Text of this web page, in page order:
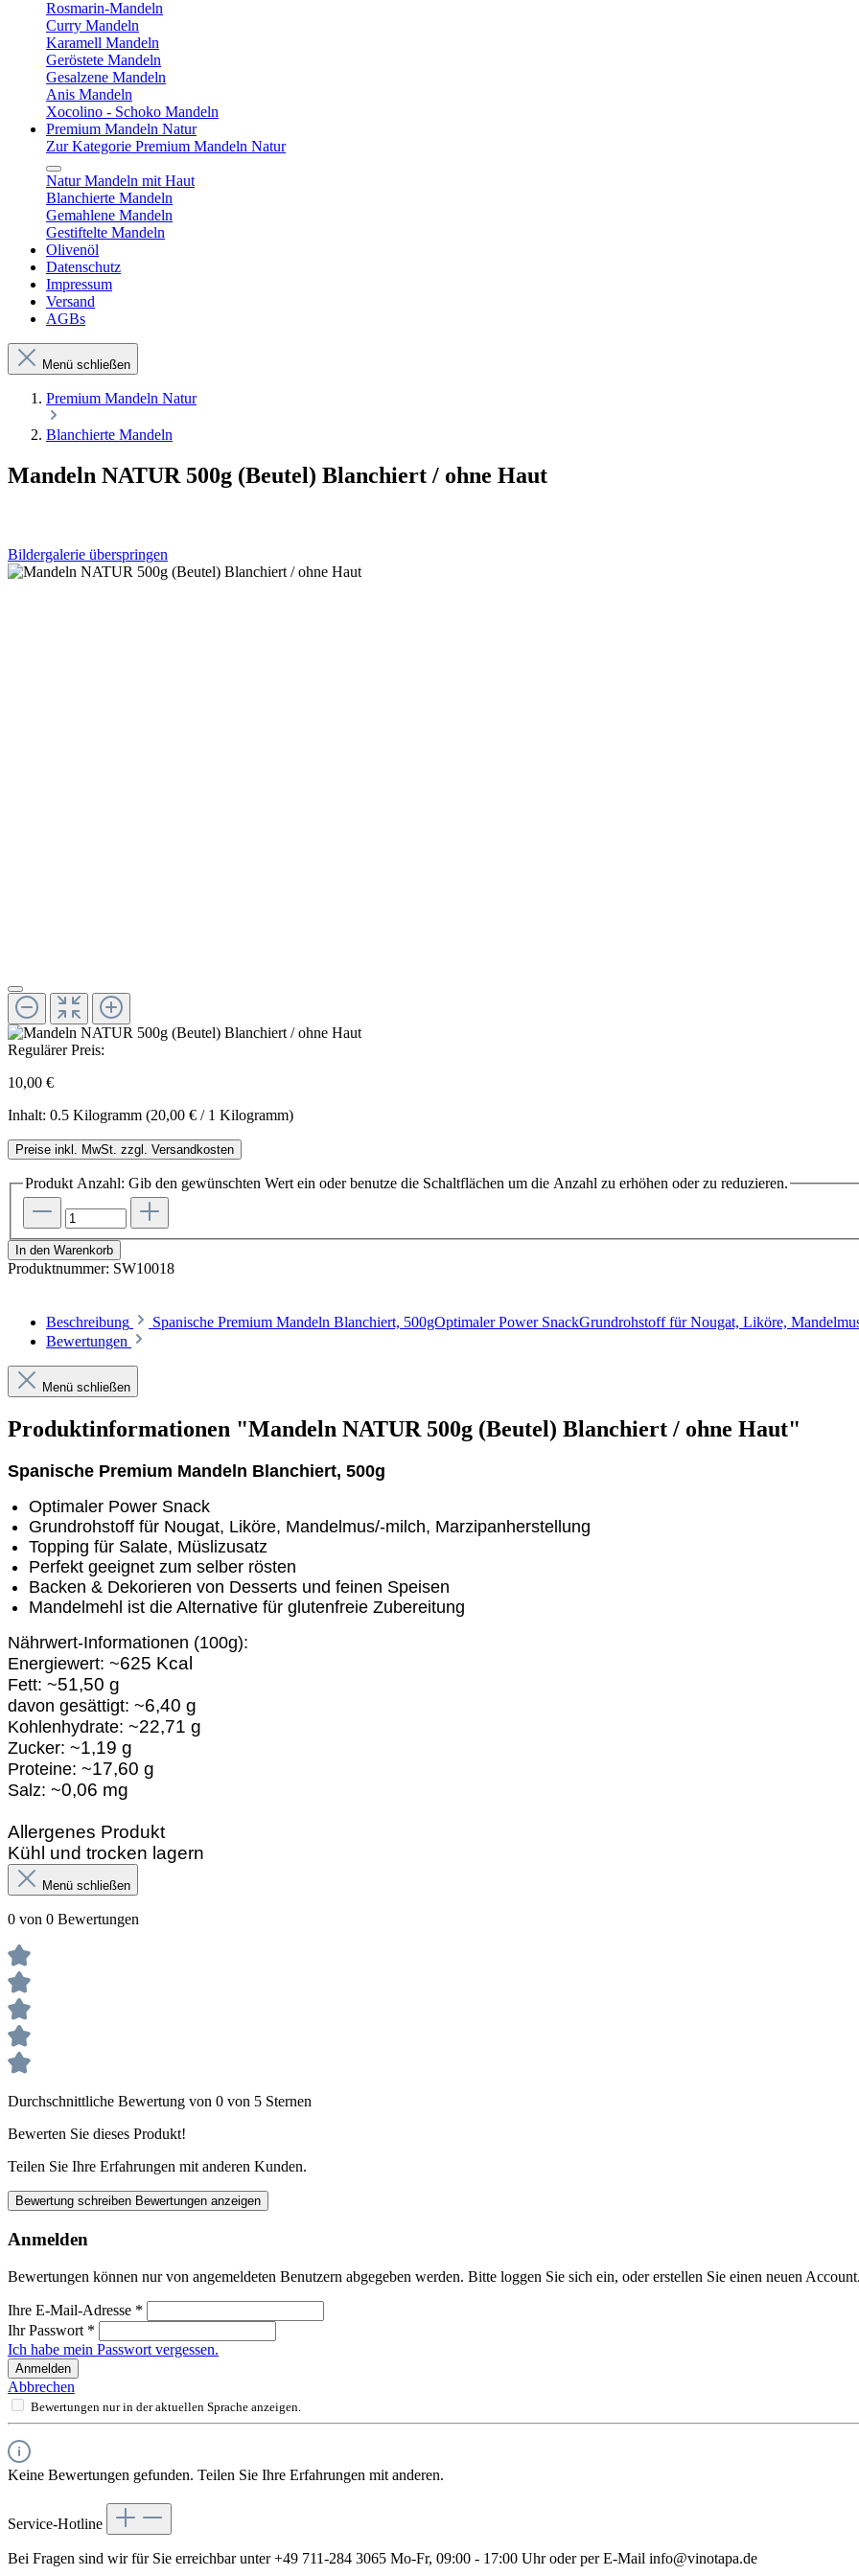
Rosmarin-Mandeln
Curry Mandeln
Karamell Mandeln
Geröstete Mandeln
Gesalzene Mandeln
Anis Mandeln
Xocolino - Schoko Mandeln
Premium Mandeln Natur
Zur Kategorie Premium Mandeln Natur
Natur Mandeln mit Haut
Blanchierte Mandeln
Gemahlene Mandeln
Gestiftelte Mandeln
Olivenöl
Datenschutz
Impressum
Versand
AGBs
Menü schließen
Premium Mandeln Natur
Blanchierte Mandeln
Mandeln NATUR 500g (Beutel) Blanchiert / ohne Haut
Bildergalerie überspringen
Regulärer Preis:
10,00 €
Inhalt: 0.5 Kilogramm (20,00 € / 1 Kilogramm)
Preise inkl. MwSt. zzgl. Versandkosten
Produkt Anzahl: Gib den gewünschten Wert ein oder benutze die Schaltflächen um die Anzahl zu erhöhen oder zu reduzieren.
In den Warenkorb
Produktnummer: SW10018
Beschreibung Spanische Premium Mandeln Blanchiert, 500gOptimaler Power SnackGrundrohstoff für Nougat, Liköre,
Bewertungen
Menü schließen
Produktinformationen "Mandeln NATUR 500g (Beutel) Blanchiert / ohne Haut"
Spanische Premium Mandeln Blanchiert, 500g
Optimaler Power Snack
Grundrohstoff für Nougat, Liköre, Mandelmus/-milch, Marzipanherstellung
Topping für Salate, Müslizusatz
Perfekt geeignet zum selber rösten
Backen & Dekorieren von Desserts und feinen Speisen
Mandelmehl ist die Alternative für glutenfreie Zubereitung
Nährwert-Informationen (100g):
Energiewert: ~625 Kcal
Fett: ~51,50 g
davon gesättigt: ~6,40 g
Kohlenhydrate: ~22,71 g
Zucker: ~1,19 g
Proteine: ~17,60 g
Salz: ~0,06 mg
Allergenes Produkt
Kühl und trocken lagern
Menü schließen
0 von 0 Bewertungen
Durchschnittliche Bewertung von 0 von 5 Sternen
Bewerten Sie dieses Produkt!
Teilen Sie Ihre Erfahrungen mit anderen Kunden.
Bewertung schreiben Bewertungen anzeigen
Anmelden
Bewertungen können nur von angemeldeten Benutzern abgegeben werden. Bitte loggen Sie sich ein, oder erstellen Sie einen neuen Account.
Ihre E-Mail-Adresse *
Ihr Passwort *
Ich habe mein Passwort vergessen.
Anmelden
Abbrechen
Bewertungen nur in der aktuellen Sprache anzeigen.
Keine Bewertungen gefunden. Teilen Sie Ihre Erfahrungen mit anderen.
Service-Hotline
Bei Fragen sind wir für Sie erreichbar unter +49 711-284 3065 Mo-Fr, 09:00 - 17:00 Uhr oder per E-Mail info@vinotapa.de